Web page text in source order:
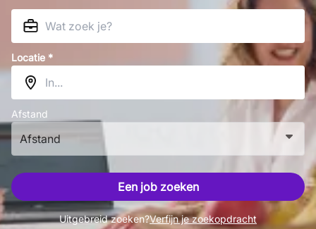
Locatie *
Afstand
Afstand
Een job zoeken
Uitgebreid zoeken?Verfijn je zoekopdracht